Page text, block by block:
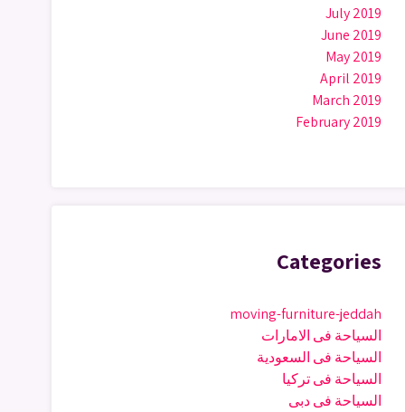
July 2019
June 2019
May 2019
April 2019
March 2019
February 2019
Categories
moving-furniture-jeddah
السياحة فى الامارات
السياحة فى السعودية
السياحة فى تركيا
السياحة فى دبى